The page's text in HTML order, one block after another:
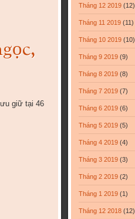
giữ tại 46
Tháng 12 2019 (12)
Tháng 11 2019 (11)
Tháng 10 2019 (10)
Tháng 9 2019 (9)
Tháng 8 2019 (8)
Tháng 7 2019 (7)
Tháng 6 2019 (6)
Tháng 5 2019 (5)
Tháng 4 2019 (4)
Tháng 3 2019 (3)
Tháng 2 2019 (2)
Tháng 1 2019 (1)
Tháng 12 2018 (12)